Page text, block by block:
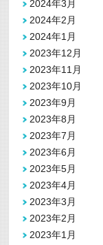
2024年3月
2024年2月
2024年1月
2023年12月
2023年11月
2023年10月
2023年9月
2023年8月
2023年7月
2023年6月
2023年5月
2023年4月
2023年3月
2023年2月
2023年1月